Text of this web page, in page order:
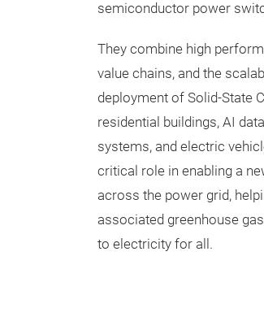
semiconductor power
They combine high
value chains, and the
deployment of Solid-State
residential buildings, AI
systems, and electric
critical role in enabling a
across the power grid,
associated greenhouse
to electricity for all.